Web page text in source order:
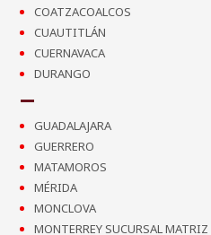
COATZACOALCOS
CUAUTITLÁN
CUERNAVACA
DURANGO
GUADALAJARA
GUERRERO
MATAMOROS
MÉRIDA
MONCLOVA
MONTERREY SUCURSAL MATRIZ